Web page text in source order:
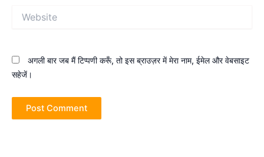
अगली बार जब मैं टिप्पणी करूँ, तो इस ब्राउज़र में मेरा नाम, ईमेल और वेबसाइट
सहेजें।